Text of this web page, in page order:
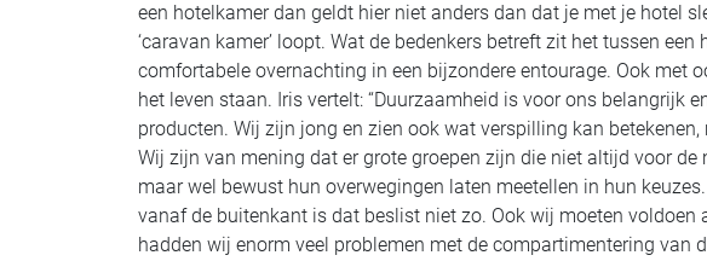
een hotelkamer dan geldt hier niet anders dan dat je met je hotel
‘caravan kamer’ loopt. Wat de bedenkers betreft zit het tussen
comfortabele overnachting in een bijzondere entourage. Ook met
het leven staan. Iris vertelt: “Duurzaamheid is voor ons belangrijk
producten. Wij zijn jong en zien ook wat verspilling kan
Wij zijn van mening dat er grote groepen zijn die niet altijd voor
maar wel bewust hun overwegingen laten meetellen in hun
vanaf de buitenkant is dat beslist niet zo. Ook wij moeten
hadden wij enorm veel problemen met de compartimentering van